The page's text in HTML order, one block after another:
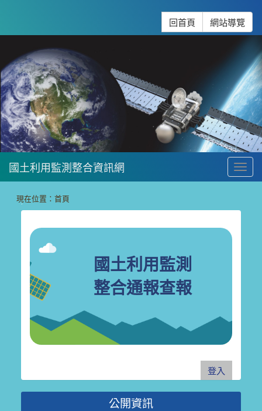
回首頁 網站導覽
國土利用監測整合資訊網
現在位置： 首頁
國土利用監測
整合通報查報
登入
公開資訊